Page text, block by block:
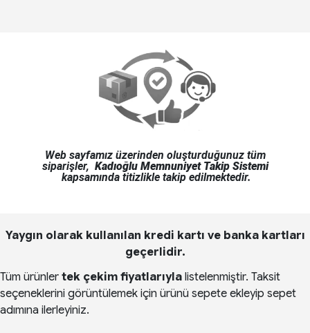
Web sayfamız üzerinden oluşturduğunuz tüm
siparişler, Kadıoğlu Memnuniyet Takip Sistemi
kapsamında titizlikle takip edilmektedir.
Yaygın olarak kullanılan kredi kartı ve banka kartları
geçerlidir.
Tüm ürünler tek çekim fiyatlarıyla listelenmiştir. Taksit
seçeneklerini görüntülemek için ürünü sepete ekleyip sepet
adımına ilerleyiniz.